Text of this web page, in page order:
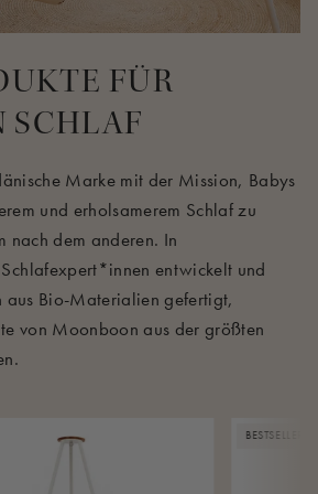
FÜR
SCHLAF
Marke mit der Mission, Babys
und erholsamerem Schlaf zu
nach dem anderen. In
entwickelt und
aus Bio-Materialien gefertigt,
von Moonboon aus der größten
BESTSELLER